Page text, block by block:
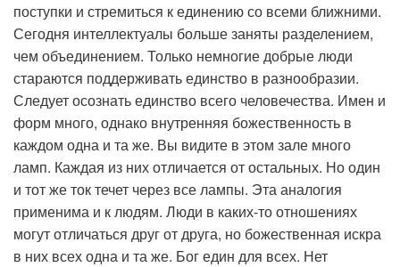
поступки и стремиться к единению со всеми ближними.
Сегодня интеллектуалы больше заняты разделением,
чем объединением. Только немногие добрые люди
стараются поддерживать единство в разнообразии.
Следует осознать единство всего человечества. Имен и
форм много, однако внутренняя божественность в
каждом одна и та же. Вы видите в этом зале много
ламп. Каждая из них отличается от остальных. Но один
и тот же ток течет через все лампы. Эта аналогия
применима и к людям. Люди в каких-то отношениях
могут отличаться друг от друга, но божественная искра
в них всех одна и та же. Бог един для всех. Нет